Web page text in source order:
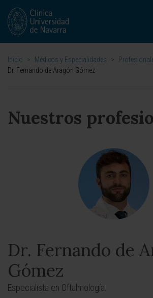
Inicio > Médicos y Especialidades >
Dr. Fernando de Aragón Gómez
Nuestros
Dr. Fernando de
Gómez
Especialista en Oftalmología.